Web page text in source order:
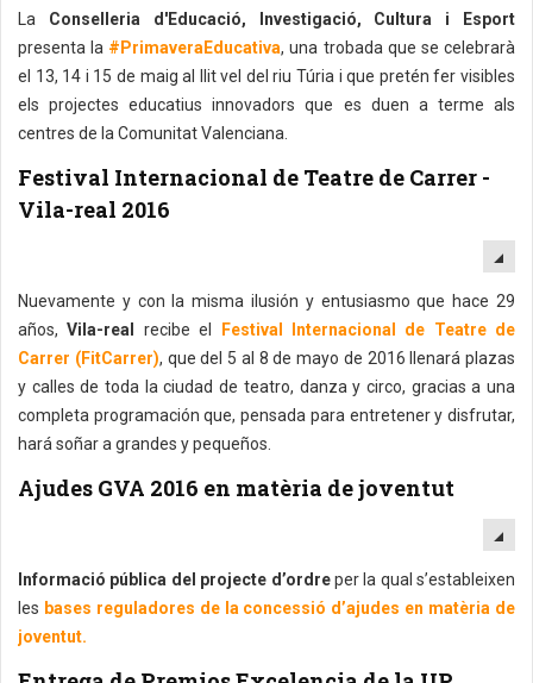
La Conselleria d'Educació, Investigació, Cultura i Esport
presenta la #PrimaveraEducativa, una trobada que se celebrarà
el 13, 14 i 15 de maig al llit vel del riu Túria i que pretén fer visibles
els projectes educatius innovadors que es duen a terme als
centres de la Comunitat Valenciana.
Festival Internacional de Teatre de Carrer -
Vila-real 2016
Nuevamente y con la misma ilusión y entusiasmo que hace 29
años,Vila-real recibe el
Festival Internacional de Teatre de
Carrer (FitCarrer), que del 5 al 8 de mayo de 2016 llenará plazas
y calles de toda la ciudad de teatro, danza y circo, gracias a una
completa programación que, pensada para entretener y disfrutar,
hará soñar a grandes y pequeños.
Ajudes GVA 2016 en matèria de joventut
Informació pública del projecte d’ordreper la qual s’estableixen
les bases reguladores de la concessió d’ajudes en matèria de
joventut.